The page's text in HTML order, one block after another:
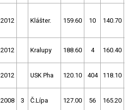
2012 Klášter. 159.60 10 140.70
2012 Kralupy 188.60 4 160.40
2012 USK Pha 120.10 404 118.10
2008 3 Č.Lípa 127.00 56 165.20